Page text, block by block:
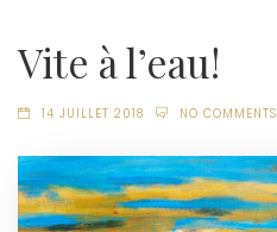
Vite à l’eau!
14 JUILLET 2018 NO COMMENTS